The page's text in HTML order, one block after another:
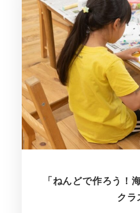
「ねんどで作ろう！
クラ